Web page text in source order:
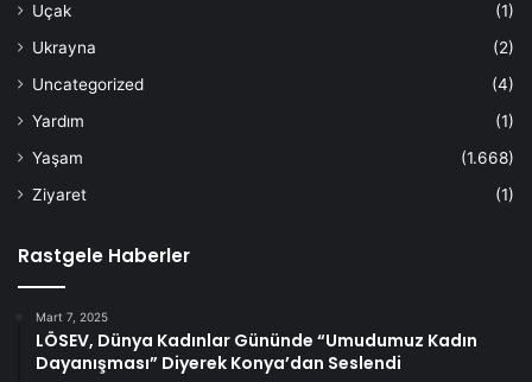
Uçak
(1)
Ukrayna
(2)
Uncategorized
(4)
Yardım
(1)
Yaşam
(1.668)
Ziyaret
(1)
Rastgele Haberler
Mart 7, 2025
LÖSEV, Dünya Kadınlar Gününde “Umudumuz Kadın
Dayanışması” Diyerek Konya’dan Seslendi